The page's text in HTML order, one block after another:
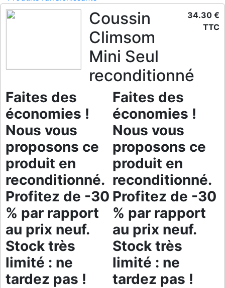
Coussin
Climsom
Mini Seul
reconditionné
Faites des
économies !
Nous vous
proposons ce
produit en
reconditionné.
Profitez de -30
% par rapport
au prix neuf.
Stock très
limité : ne
tardez pas !
Faites des
économies !
Nous vous
proposons ce
produit en
reconditionné.
Profitez de -30
% par rapport
au prix neuf.
Stock très
limité : ne
tardez pas !
34.30 €
TTC